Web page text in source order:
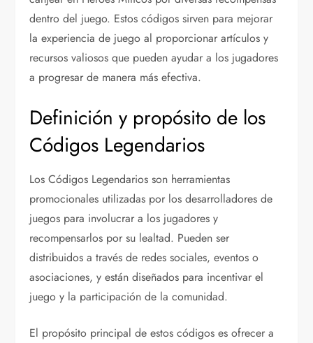
dentro del juego. Estos códigos sirven para mejorar
la experiencia de juego al proporcionar artículos y
recursos valiosos que pueden ayudar a los jugadores
a progresar de manera más efectiva.
Definición y propósito de los
Códigos Legendarios
Los Códigos Legendarios son herramientas
promocionales utilizadas por los desarrolladores de
juegos para involucrar a los jugadores y
recompensarlos por su lealtad. Pueden ser
distribuidos a través de redes sociales, eventos o
asociaciones, y están diseñados para incentivar el
juego y la participación de la comunidad.
El propósito principal de estos códigos es ofrecer a